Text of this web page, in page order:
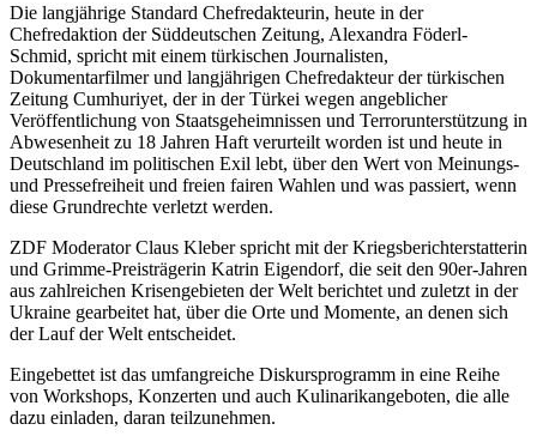
Die langjährige Standard Chefredakteurin, heute in der
Chefredaktion der Süddeutschen Zeitung, Alexandra Föderl-
Schmid, spricht mit einem türkischen Journalisten,
Dokumentarfilmer und langjährigen Chefredakteur der türkischen
Zeitung Cumhuriyet, der in der Türkei wegen angeblicher
Veröffentlichung von Staatsgeheimnissen und Terrorunterstützung in
Abwesenheit zu 18 Jahren Haft verurteilt worden ist und heute in
Deutschland im politischen Exil lebt, über den Wert von Meinungs-
und Pressefreiheit und freien fairen Wahlen und was passiert, wenn
diese Grundrechte verletzt werden.
ZDF Moderator Claus Kleber spricht mit der Kriegsberichterstatterin
und Grimme-Preisträgerin Katrin Eigendorf, die seit den 90er-Jahren
aus zahlreichen Krisengebieten der Welt berichtet und zuletzt in der
Ukraine gearbeitet hat, über die Orte und Momente, an denen sich
der Lauf der Welt entscheidet.
Eingebettet ist das umfangreiche Diskursprogramm in eine Reihe
von Workshops, Konzerten und auch Kulinarikangeboten, die alle
dazu einladen, daran teilzunehmen.